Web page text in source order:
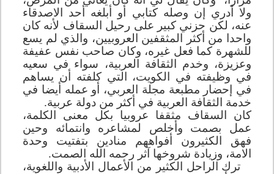
ولا أدري إن وصله كتابي أو أبلغه أحد الاصدقاء
عنه، لكن حزني كبير على رحيل السقاف لأنه كان
واحدا من أكثر المثقفين العروبيين، والذي لم يسع
للشهرة كما فعل غيره، وكان صاحب نفس عفيفة
وعزيزة، وخدم الثقافة العربية، سواء في سعيه
في وظيفته في الكويت، التي كلفته أن يساهم
في إحضار مطبعة مجلة العربي، أو عمله أيضا في
خدمة الثقافة العربية في أكثر من دولة عربية.
كان السقاف مثقفا عروبيا بكل معنى الكلمة،
عمل بصمت وأخلص لمشاعره وانتمائه وحين
فهق الكثيرون أفواههم منادين بتفتيت وحدة
الامة، وزيادة شروخها آثر رحمه الله الصمت.
ترك الراحل الكثير من الأعمال الأدبية واللغوية،